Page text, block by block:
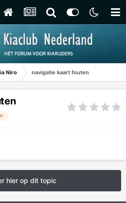
Niro navigatie kaart fouten
hier op dit topic